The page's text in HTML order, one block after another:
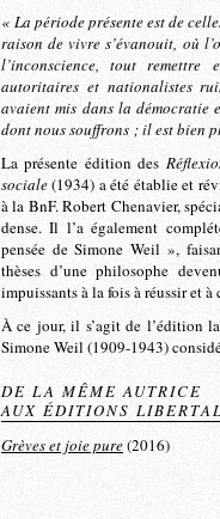
« La période présente est de
raison de vivre s’évanouit, où
l’inconscience, tout remettre
autoritaires et nationalistes
avaient mis dans la démocratie
dont nous souffrons ; il est bien
La présente édition des
sociale(1934) a été établie et
à la BnF. Robert Chenavier,
dense. Il l’a également
pensée de Simone Weil »,
thèses d’une philosophe
impuissants à la fois à réussir et à
À ce jour, il s’agit de l’édition
Simone Weil (1909-1943)
DE LA MÊME AUTRICE
AUX ÉDITIONS
Grèves et joie pure(2016)